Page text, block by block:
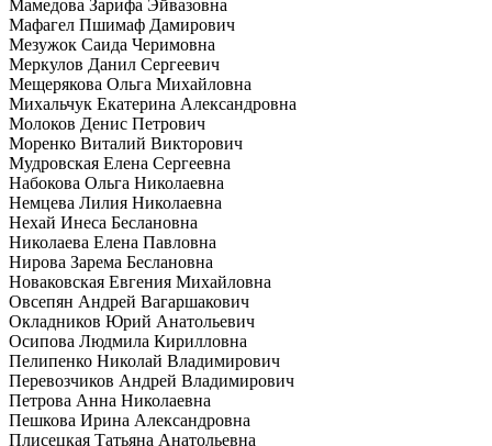
Мамедова Зарифа Эйвазовна
Мафагел Пшимаф Дамирович
Мезужок Саида Черимовна
Меркулов Данил Сергеевич
Мещерякова Ольга Михайловна
Михальчук Екатерина Александровна
Молоков Денис Петрович
Моренко Виталий Викторович
Мудровская Елена Сергеевна
Набокова Ольга Николаевна
Немцева Лилия Николаевна
Нехай Инеса Беслановна
Николаева Елена Павловна
Нирова Зарема Беслановна
Новаковская Евгения Михайловна
Овсепян Андрей Вагаршакович
Окладников Юрий Анатольевич
Осипова Людмила Кирилловна
Пелипенко Николай Владимирович
Перевозчиков Андрей Владимирович
Петрова Анна Николаевна
Пешкова Ирина Александровна
Плисецкая Татьяна Анатольевна